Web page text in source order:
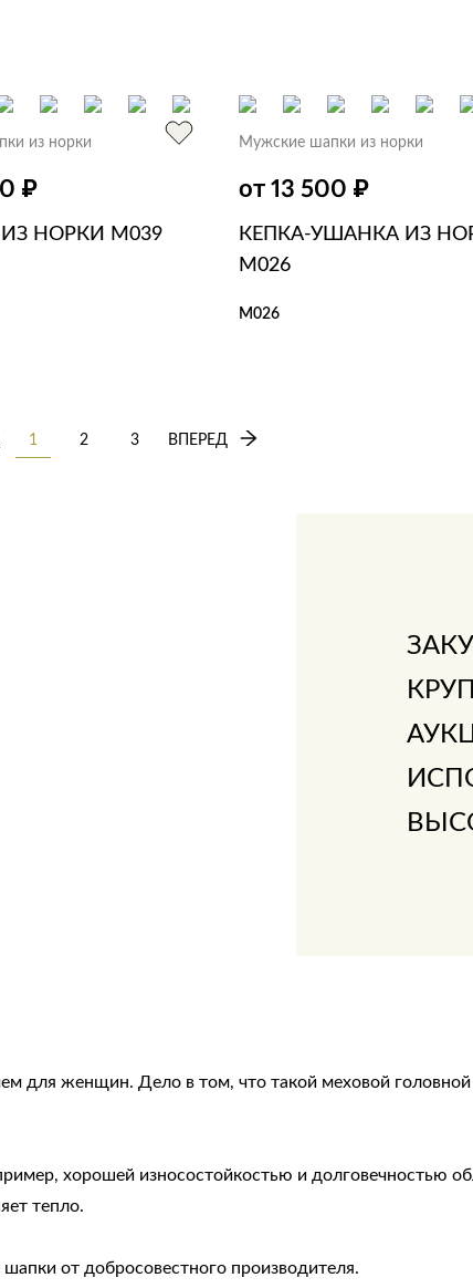
из норки
₽
НОРКИ M039
Мужские шапки из норки
от 13 500 ₽
КЕПКА-УШАНКА ИЗ
M026
M026
1 2 3 ВПЕРЕД
для женщин. Дело в том, что такой меховой
хорошей износостойкостью и долговечностью
тепло.
от добросовестного производителя.